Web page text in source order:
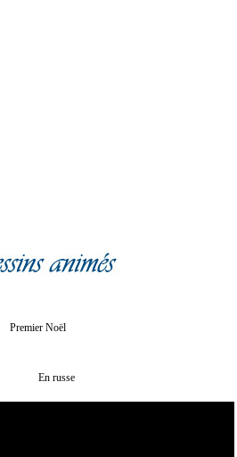
Premier Noël
En russe